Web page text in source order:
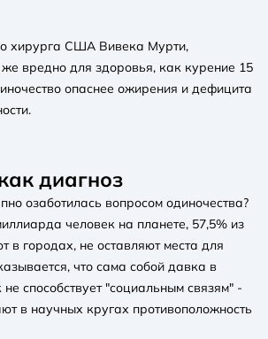
хирурга США Вивека Мурти,
же вредно для здоровья, как курение 15
опаснее ожирения и дефицита
диагноз
озаботилась вопросом одиночества?
человек на планете, 57,5% из
в городах, не оставляют места для
что сама собой давка в
способствует "социальным связям" -
в научных кругах противоположность